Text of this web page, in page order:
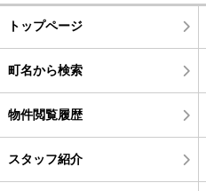
トップページ
町名から検索
物件閲覧履歴
スタッフ紹介